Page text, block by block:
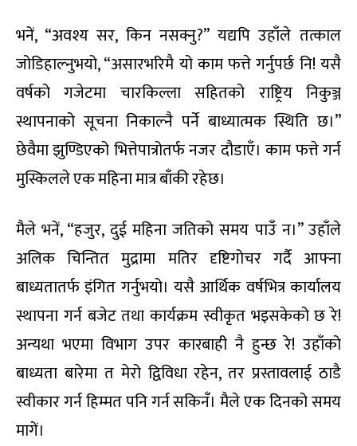
भनें, “अवश्य सर, किन नसक्नु?” यद्यपि उहाँले तत्काल
जोडिहाल्नुभयो, “असारभरिमै यो काम फत्ते गर्नुपर्छ नि! यसै
वर्षको गजेटमा चारकिल्ला सहितको राष्ट्रिय निकुञ्ज
स्थापनाको सूचना निकाल्नै पर्ने बाध्यात्मक स्थिति छ।”
छेवैमा झुण्डिएको भित्तेपात्रोतर्फ नजर दौडाएँ। काम फत्ते गर्न
मुस्किलले एक महिना मात्र बाँकी रहेछ।
मैले भनें, “हजुर, दुई महिना जतिको समय पाउँ न।” उहाँले
अलिक चिन्तित मुद्रामा मतिर दृष्टिगोचर गर्दै आफ्ना
बाध्यतातर्फ इंगित गर्नुभयो। यसै आर्थिक वर्षभित्र कार्यालय
स्थापना गर्न बजेट तथा कार्यक्रम स्वीकृत भइसकेको छ रे!
अन्यथा भएमा विभाग उपर कारबाही नै हुन्छ रे! उहाँको
बाध्यता बारेमा त मेरो द्विविधा रहेन, तर प्रस्तावलाई ठाडै
स्वीकार गर्न हिम्मत पनि गर्न सकिनँ। मैले एक दिनको समय
मागें।